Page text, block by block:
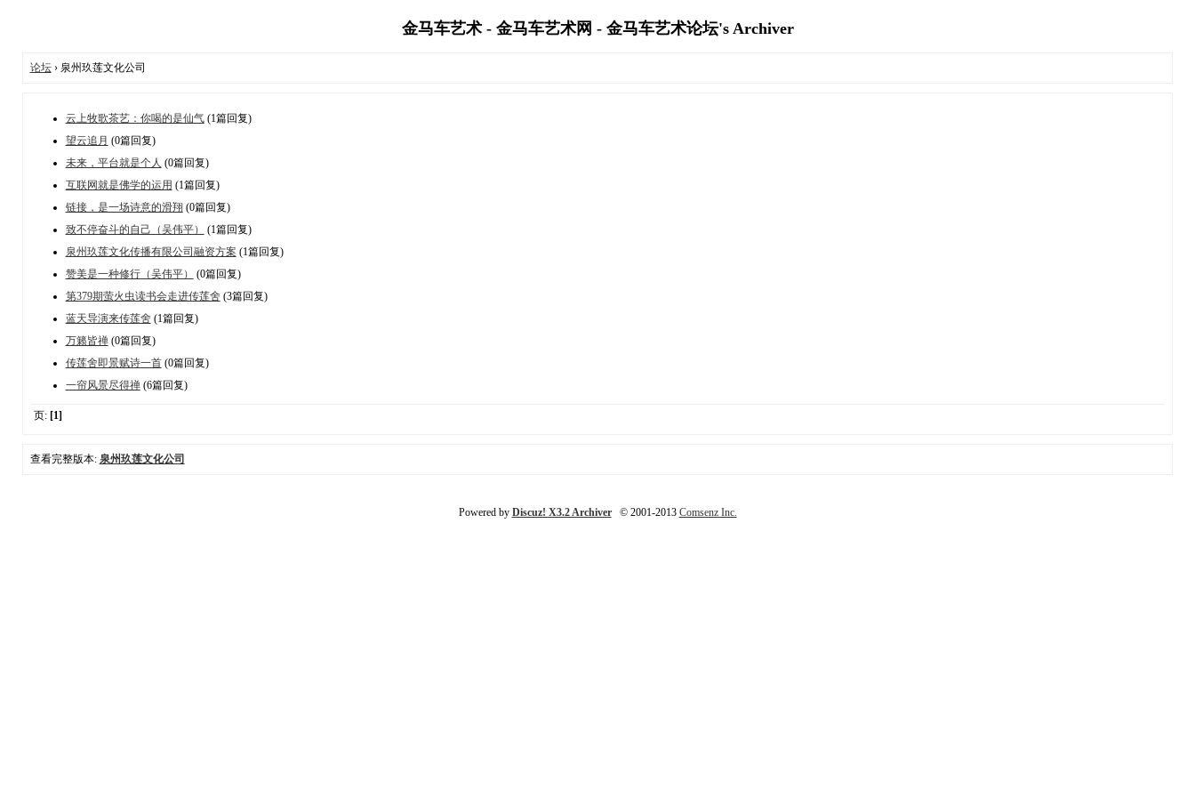
金马车艺术 - 金马车艺术网 - 金马车艺术论坛's Archiver
论坛› 泉州玖莲文化公司
云上牧歌茶艺：你喝的是仙气(1篇回复)
望云追月 (0篇回复)
未来，平台就是个人 (0篇回复)
互联网就是佛学的运用 (1篇回复)
链接，是一场诗意的滑翔 (0篇回复)
致不停奋斗的自己（吴伟平）
(1篇回复)
泉州玖莲文化传播有限公司融资方案 (1篇回复)
赞美是一种修行（吴伟平）
(0篇回复)
第379期萤火虫读书会走进传莲舍 (3篇回复)
蓝天导演来传莲舍 (1篇回复)
万籁皆禅(0篇回复)
传莲舍即景赋诗一首(0篇回复)
一帘风景尽得禅(6篇回复)
页: [1]
查看完整版本: 泉州玖莲文化公司
Powered by Discuz! X3.2 Archiver© 2001-2013 Comsenz Inc.